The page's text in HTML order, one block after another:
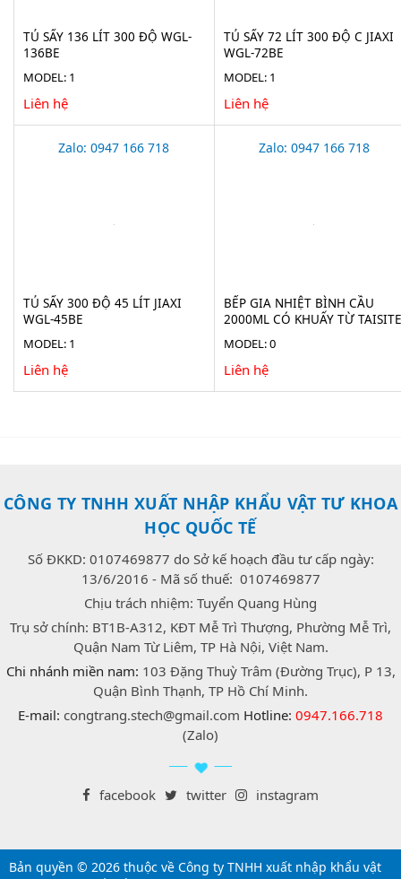
TỦ SẤY 136 LÍT 300 ĐỘ WGL-
136BE
MODEL: 1
Liên hệ
TỦ SẤY 72 LÍT 300 ĐỘ C JIAXI
WGL-72BE
MODEL: 1
Liên hệ
Zalo: 0947 166 718
TỦ SẤY 300 ĐỘ 45 LÍT JIAXI
WGL-45BE
MODEL: 1
Liên hệ
Zalo: 0947 166 718
BẾP GIA NHIỆT BÌNH CẦU
2000ML CÓ KHUẤY TỪ TAISITE
MODEL: 0
Liên hệ
CÔNG TY TNHH XUẤT NHẬP KHẨU VẬT TƯ KHOA
HỌC QUỐC TẾ
Số ĐKKD: 0107469877 do Sở kế hoạch đầu tư cấp ngày:
13/6/2016 - Mã số thuế: 0107469877
Chịu trách nhiệm: Tuyển Quang Hùng
Trụ sở chính: BT1B-A312, KĐT Mễ Trì Thượng, Phường Mễ Trì,
Quận Nam Từ Liêm, TP Hà Nội, Việt Nam.
Chi nhánh miền nam: 103 Đặng Thuỳ Trâm (Đường Trục), P 13,
Quận Bình Thạnh, TP Hồ Chí Minh.
E-mail: congtrang.stech@gmail.com Hotline: 0947.166.718
(Zalo)
facebook twitter instagram
Bản quyền © 2026 thuộc về Công ty TNHH xuất nhập khẩu vật